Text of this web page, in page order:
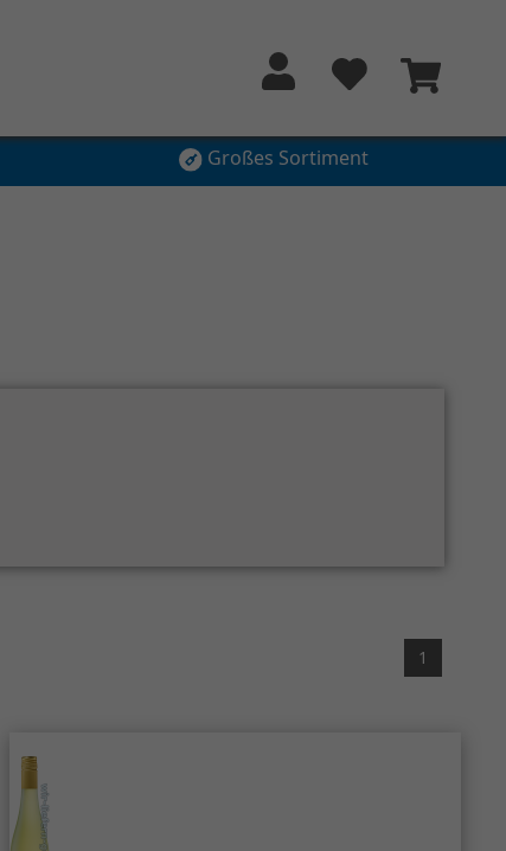
Großes Sortiment
1